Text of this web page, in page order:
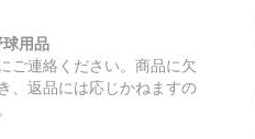
用品
ご連絡ください。商品に欠
、返品には応じかねますの